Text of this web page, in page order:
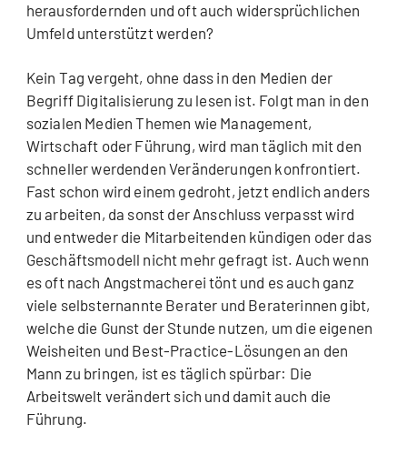
herausfordernden und oft auch widersprüchlichen
Umfeld unterstützt werden?
Kein Tag vergeht, ohne dass in den Medien der
Begriff Digitalisierung zu lesen ist. Folgt man in den
sozialen Medien Themen wie Management,
Wirtschaft oder Führung, wird man täglich mit den
schneller werdenden Veränderungen konfrontiert.
Fast schon wird einem gedroht, jetzt endlich anders
zu arbeiten, da sonst der Anschluss verpasst wird
und entweder die Mitarbeitenden kündigen oder das
Geschäftsmodell nicht mehr gefragt ist. Auch wenn
es oft nach Angstmacherei tönt und es auch ganz
viele selbsternannte Berater und Beraterinnen gibt,
welche die Gunst der Stunde nutzen, um die eigenen
Weisheiten und Best-Practice-Lösungen an den
Mann zu bringen, ist es täglich spürbar: Die
Arbeitswelt verändert sich und damit auch die
Führung.